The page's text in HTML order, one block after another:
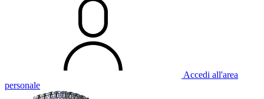
Accedi all'area
personale